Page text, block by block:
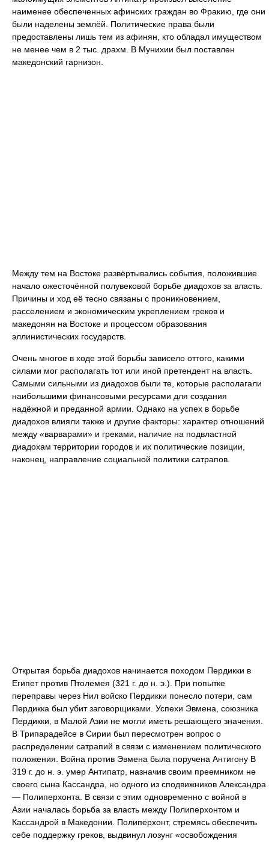
наименее обеспеченных афинских граждан во Фракию, где они
были наделены землёй. Политические права были
предоставлены лишь тем из афинян, кто обладал имуществом
не менее чем в 2 тыс. драхм. В Мунихии был поставлен
македонский гарнизон.
Между тем на Востоке развёртывались события, положившие
начало ожесточённой полувековой борьбе диадохов за власть.
Причины и ход её тесно связаны с проникновением,
расселением и экономическим укреплением греков и
македонян на Востоке и процессом образования
эллинистических государств.
Очень многое в ходе этой борьбы зависело оттого, какими
силами мог располагать тот или иной претендент на власть.
Самыми сильными из диадохов были те, которые располагали
наибольшими финансовыми ресурсами для создания
надёжной и преданной армии. Однако на успех в борьбе
диадохов влияли также и другие факторы: характер отношений
между «варварами» и греками, наличие на подвластной
диадохам территории городов и их политические позиции,
наконец, направление социальной политики сатрапов.
Открытая борьба диадохов начинается походом Пердикки в
Египет против Птолемея (321 г. до н. э.). При попытке
переправы через Нил войско Пердикки понесло потери, сам
Пердикка был убит заговорщиками. Успехи Эвмена, союзника
Пердикки, в Малой Азии не могли иметь решающего значения.
В Трипарадейсе в Сирии был пересмотрен вопрос о
распределении сатрапий в связи с изменением политического
положения. Война против Эвмена была поручена Антигону В
319 г. до н. э. умер Антипатр, назначив своим преемником не
своего сына Кассандра, но одного из сподвижников Александра
— Полиперхонта. В связи с этим одновременно с войной в
Азии началась борьба за власть между Полиперхонтом и
Кассандрой в Македонии. Полиперхонт, стремясь обеспечить
себе поддержку греков, выдвинул лозунг «освобождения